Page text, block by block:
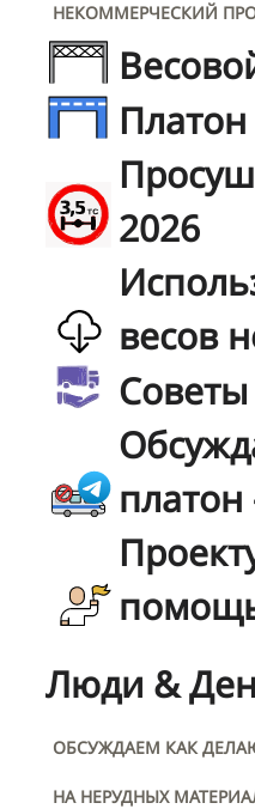
НЕКОММЕРЧЕСКИЙ
Платон
2026
весов
платон
Люди &
ОБСУЖДАЕМ КАК
НА НЕРУДНЫХ